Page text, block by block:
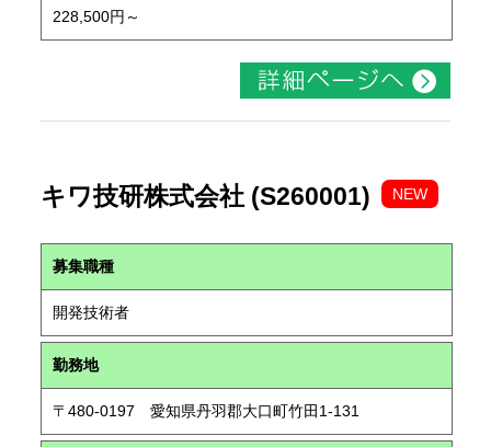
228,500円～
キワ技研株式会社 (S260001) NEW
募集職種
開発技術者
勤務地
〒480-0197 愛知県丹羽郡大口町竹田1-131